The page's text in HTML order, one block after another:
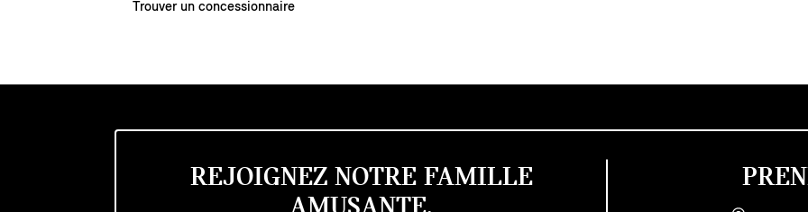
Trouver un concessionnaire
REJOIGNEZ NOTRE FAMILLE